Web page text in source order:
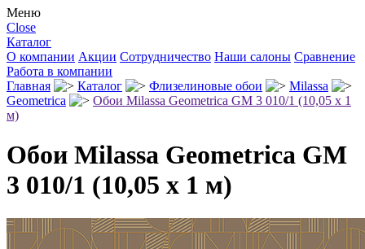
Меню
Close
Каталог
О компании Акции Сотрудничество Наши салоны Сравнение
Работа в компании
Главная
Каталог Флизелиновые обои
Milassa
Geometrica
Обои Milassa Geometrica GM 3 010/1 (10,05 х 1
м)
Обои Milassa Geometrica GM
3 010/1 (10,05 х 1 м)